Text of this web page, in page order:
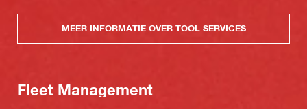
MEER INFORMATIE OVER TOOL SERVICES
Fleet Management